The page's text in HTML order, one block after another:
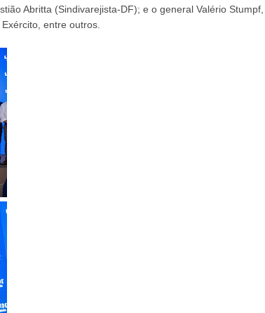
Abritta (Sindivarejista-DF); e o general Valério Stumpf,
entre outros.